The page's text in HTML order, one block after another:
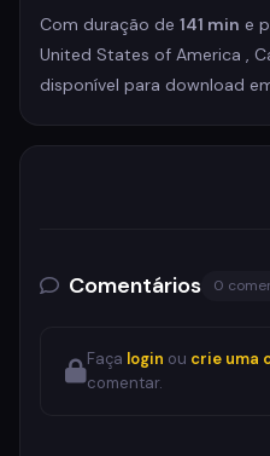
Com duração de 141 min e
United States of America ,
disponível para download
Comentários 0
Faça login ou crie uma
comentar.